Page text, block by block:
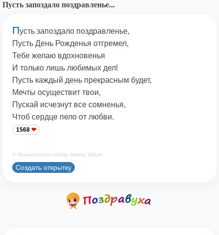
Пусть запоздало поздравленье...
Пусть запоздало поздравленье,
Пусть День Рожденья отгремел,
Тебе желаю вдохновенья
И только лишь любимых дел!
Пусть каждый день прекрасным будет,
Мечты осуществит твои,
Пускай исчезнут все сомненья,
Чтоб сердце пело от любви.
1568
© Принадлежит сайту. Автор: Юлия
Создать открытку